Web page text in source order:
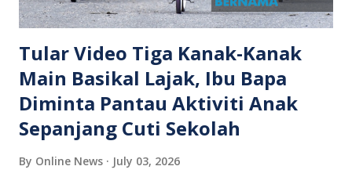
Subang Jaya (MBSJ) menjadi perhatian netizen selepas
timbul ...
Tular Video Tiga Kanak-Kanak
Main Basikal Lajak, Ibu Bapa
Diminta Pantau Aktiviti Anak
Sepanjang Cuti Sekolah
By Online News July 03, 2026